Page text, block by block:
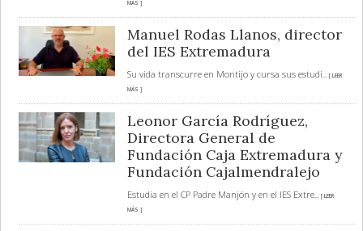
MÁS ]
Manuel Rodas Llanos, director
del IES Extremadura
Su vida transcurre en Montijo y cursa sus estudi... [ LEER
MÁS ]
Leonor García Rodríguez,
Directora General de
Fundación Caja Extremadura y
Fundación Cajalmendralejo
Estudia en el CP Padre Manjón y en el IES Extre... [ LEER
MÁS ]